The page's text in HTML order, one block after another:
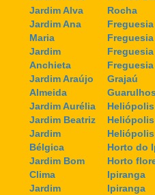
Jardim Alva
Jardim Ana
Maria
Jardim
Anchieta
Jardim Araújo
Almeida
Jardim Aurélia
Jardim Beatriz
Jardim
Bélgica
Jardim Bom
Clima
Jardim
Rocha
Grajaú
Guarulhos
Heliópolis
Heliópolis
Heliópolis
Horto do
Horto
Ipiranga
Ipiranga